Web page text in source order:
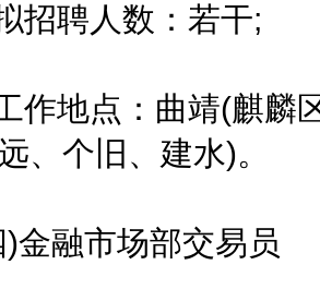
聘人数：若干;
地点：曲靖(麒麟区
、个旧、建水)。
融市场部交易员